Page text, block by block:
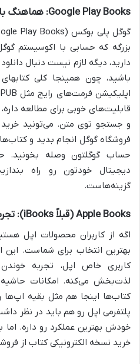
Google Play Books: هماهنگ با دنیای گوگل
بزرگه که حسابی با اکوسیستم
دارید، دیگه لازم نیست دنبال
باشید، چون همینجا کلی
قابلیت‌های خوبی برای مطالعه
و جستجو توی متن. می‌تونید خرید
فروشگاه گوگل انجام بدید و
حساب گوگلتون وصله بخونید.
دیجیتال خودتون رو راه
گزینه‌هاست.
Apple Books (قبلاً iBooks): تجربه اپلی مطالعه
بهترین انتخاب برای شماست. این
کاربری خاص اپل، تجربه
لذت‌بخش می‌کنه. امکانات
کتاب‌ها اینجا هم مثل بقیه اپ‌ها
پلتفرمی اپل رو هم باید در نظر
خودش بهترین عملکرد رو داره. اما
خرید نسخه الکترونیکی کتاب از